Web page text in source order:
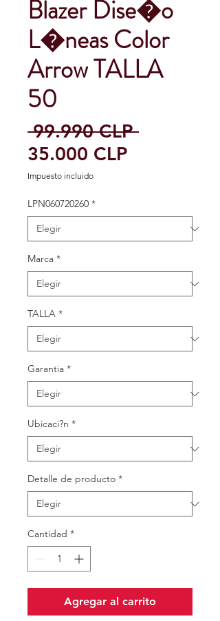
Blazer Dise�o
L�neas Color
Arrow TALLA
50
99.990 CLP Precio
35.000 CLP
Impuesto incluido
LPN060720260 *
Marca *
TALLA *
Garantia *
Ubicaci?n *
Detalle de producto *
Cantidad *
Agregar al carrito